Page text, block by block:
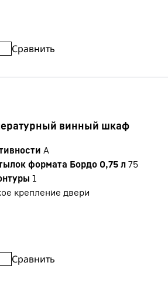
Сравнить
винный шкаф
A
формата Бордо 0,75 л 75
1
крепление двери
Сравнить